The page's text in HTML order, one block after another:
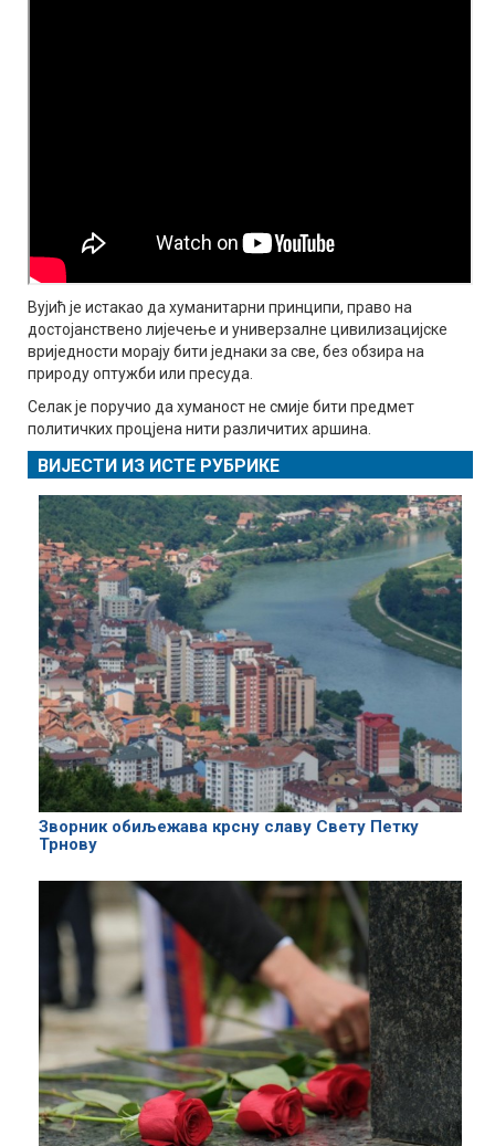
Вујић је истакао да хуманитарни принципи, право на
достојанствено лијечење и универзалне цивилизацијске
вриједности морају бити једнаки за све, без обзира на
природу оптужби или пресуда.
Селак је поручио да хуманост не смије бити предмет
политичких процјена нити различитих аршина.
ВИЈЕСТИ ИЗ ИСТЕ РУБРИКЕ
Зворник обиљежава крсну славу Свету Петку
Трнову